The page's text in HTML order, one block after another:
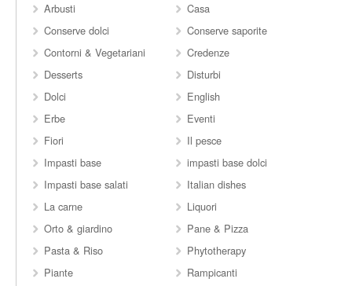
Arbusti
Casa
Conserve dolci
Conserve saporite
Contorni & Vegetariani
Credenze
Desserts
Disturbi
Dolci
English
Erbe
Eventi
Fiori
Il pesce
Impasti base
impasti base dolci
Impasti base salati
Italian dishes
La carne
Liquori
Orto & giardino
Pane & Pizza
Pasta & Riso
Phytotherapy
Piante
Rampicanti